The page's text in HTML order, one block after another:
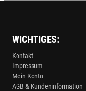
WICHTIGES:
Kontakt
Impressum
Mein Konto
AGB & Kundeninformation